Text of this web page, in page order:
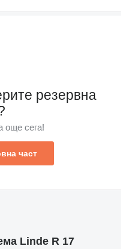
резервна
още сега!
част
Linde R 17